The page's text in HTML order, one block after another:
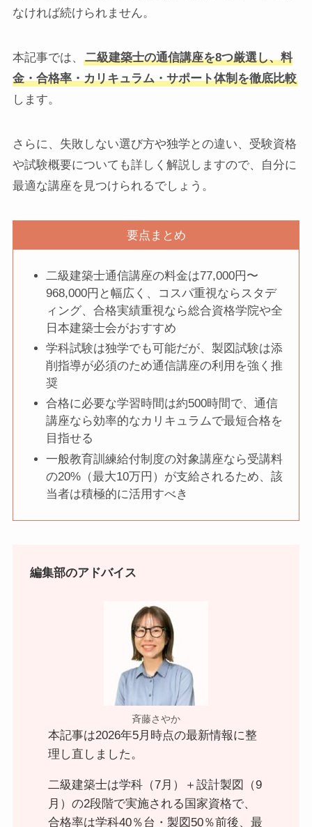
なければ続けられません。
本記事では、
二級建築士の通信講座を8つ厳選し、料
金・合格率・カリキュラム・サポート体制を徹底比較
します。
さらに、失敗しない選び方や独学との違い、受験資格
や試験概要についても詳しく解説しますので、自分に
最適な講座を見つけられるでしょう。
要点まとめ
二級建築士通信講座の料金は77,000円〜
968,000円と幅広く、コスパ重視ならスタデ
ィング、合格実績重視なら総合資格学院や全
日本建築士会がおすすめ
学科試験は独学でも可能だが、製図試験は添
削指導が必須のため通信講座の利用を強く推
奨
合格に必要な学習時間は約500時間で、通信
講座なら効率的なカリキュラムで最短合格を
目指せる
一般教育訓練給付制度の対象講座なら受講料
の20%（最大10万円）が支給されるため、該
当者は積極的に活用すべき
編集部のアドバイス
斉藤さやか
本記事は2026年5月時点の最新情報に整
理し直しました。
二級建築士は学科（7月）＋設計製図（9
月）の2段階で実施される国家資格で、
合格率は学科40％台・製図50％前後、最